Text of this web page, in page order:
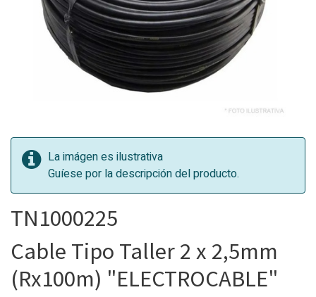
La imágen es ilustrativa
Guíese por la descripción del producto.
TN1000225
Cable Tipo Taller 2 x 2,5mm
(Rx100m) "ELECTROCABLE"